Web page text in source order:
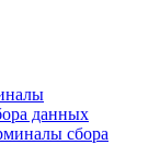
данных
сбора